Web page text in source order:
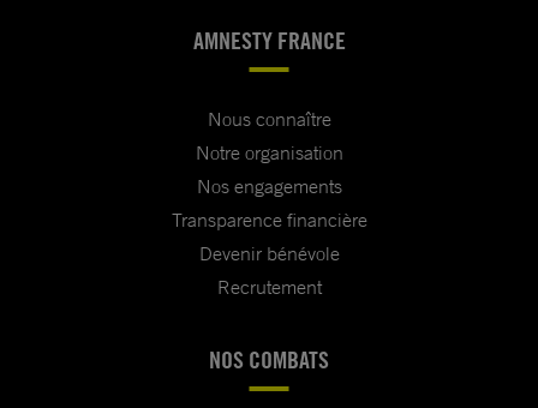
AMNESTY FRANCE
Nous connaître
Notre organisation
Nos engagements
Transparence financière
Devenir bénévole
Recrutement
NOS COMBATS